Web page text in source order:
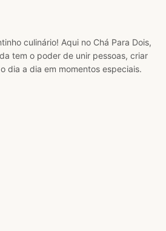
culinário! Aqui no Chá Para Dois,
tem o poder de unir pessoas, criar
dia a dia em momentos especiais.